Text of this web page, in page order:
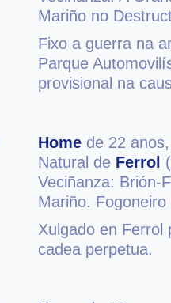
Mariño no
Fixo a guerra na
Parque
provisional na
Home de 22
Natural de Ferrol
Veciñanza: Brión-
Mariño.
Xulgado en Ferrol
cadea perpetua.